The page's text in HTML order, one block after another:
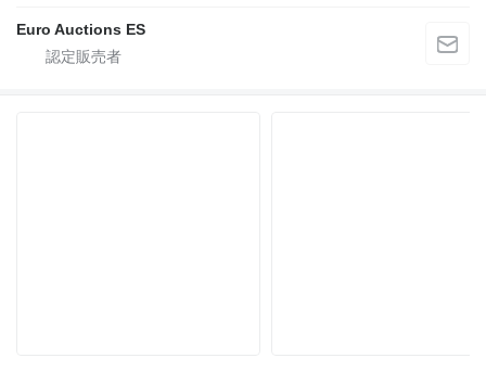
Euro Auctions ES